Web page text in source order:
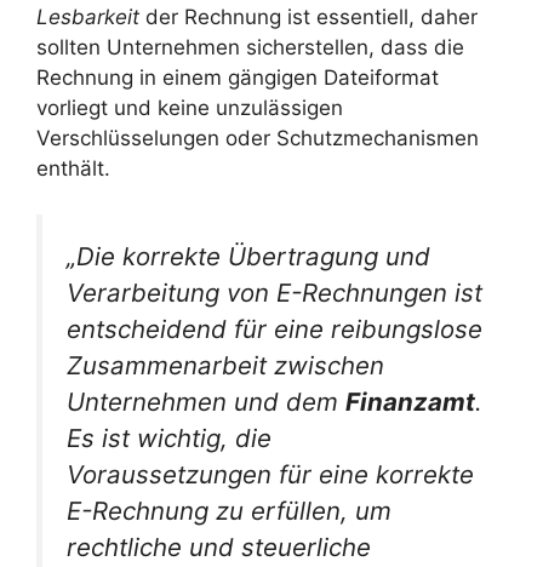
Lesbarkeit der Rechnung ist essentiell, daher
sollten Unternehmen sicherstellen, dass die
Rechnung in einem gängigen Dateiformat
vorliegt und keine unzulässigen
Verschlüsselungen oder Schutzmechanismen
enthält.
„Die korrekte Übertragung und
Verarbeitung von E-Rechnungen ist
entscheidend für eine reibungslose
Zusammenarbeit zwischen
Unternehmen und dem Finanzamt.
Es ist wichtig, die
Voraussetzungen für eine korrekte
E-Rechnung zu erfüllen, um
rechtliche und steuerliche